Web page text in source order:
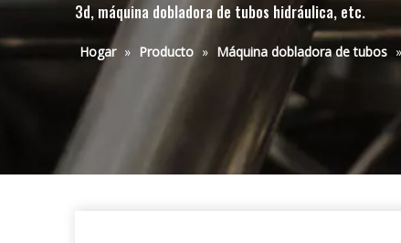
3d, máquina dobladora de tubos hidráulica, etc.
Hogar » Producto » Máquina dobladora de tubos »